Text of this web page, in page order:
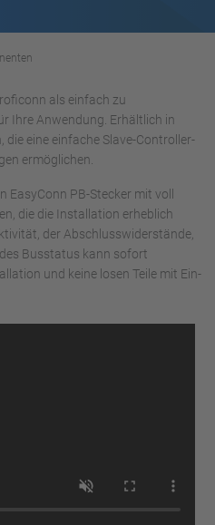
als einfach zu
Ihre Anwendung. Erhältlich in
eine einfache Slave-Controller-
ermöglichen.
EasyConn PB-Stecker mit voll
die die Installation erheblich
der Abschlusswiderstände,
Busstatus kann sofort
und keine losen Teile mit Ein-